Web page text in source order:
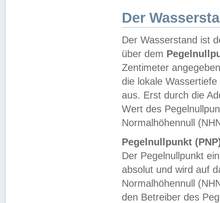
Der
Der Wasserstand ist
über dem
Zentimeter
die lokale
aus. Erst durch die
Wert des
Normalhöhennull
Pegelnullpunkt
Der Pegelnullpunkt
absolut und wird auf
Normalhöhennull
den Betreiber des